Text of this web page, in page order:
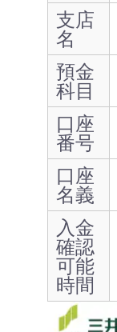
支店
名
預金
科目
口座
番号
口座
名義
入金
確認
可能
時間